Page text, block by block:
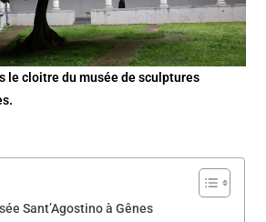
le cloitre du musée de sculptures
Sant’Agostino à Gênes